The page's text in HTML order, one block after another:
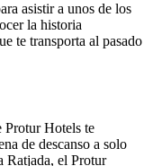
asistir a unos de los
la historia
te transporta al pasado
Protur Hotels te
de descanso a solo
Ratjada, el Protur